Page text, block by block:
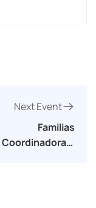
Next Event
Familias
Coordinadoras.